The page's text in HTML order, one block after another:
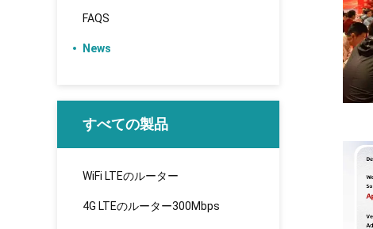
FAQS
News
すべての製品
WiFi LTEのルーター
4G LTEのルーター300Mbps